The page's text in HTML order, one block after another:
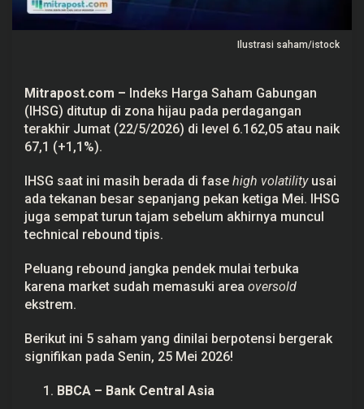
n
C
e
k
5
a
P
o
s
i
a
d
a
S
n
i
Ilustrasi saham/istock
Mitrapost.com – Indeks Harga Saham Gabungan
(IHSG) ditutup di zona hijau pada perdagangan
terakhir Jumat (22/5/2026) di level 6.162,05 atau naik
67,1 (+1,1%).
IHSG saat ini masih berada di fase high volatilityusai
ada tekanan besar sepanjang pekan ketiga Mei. IHSG
juga sempat turun tajam sebelum akhirnya muncul
technical rebound tipis.
Peluang rebound jangka pendek mulai terbuka
karena market sudah memasuki area oversold
ekstrem.
Berikut ini 5 saham yang dinilai berpotensi bergerak
signifikan pada Senin, 25 Mei 2026!
BBCA – Bank Central Asia